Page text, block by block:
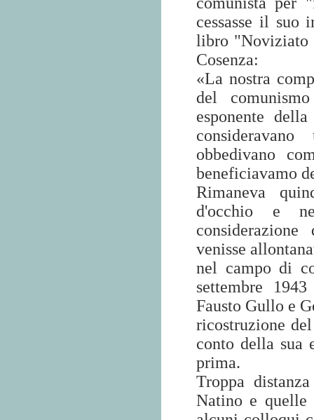
cessasse il suo
libro "Noviziato
Cosenza:
«La nostra
del
esponente
obbedivano
beneficiavamo
Rimaneva
d'occhio e
venisse
nel campo di
settembre
Fausto Gullo e
ricostruzione
conto della sua
prima.
Troppa
Natino e quelle